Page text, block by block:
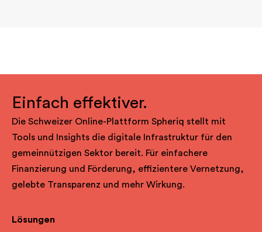
Einfach effektiver.
Die Schweizer Online-Plattform Spheriq stellt mit
Tools und Insights die digitale Infrastruktur für den
gemeinnützigen Sektor bereit. Für einfachere
Finanzierung und Förderung, effizientere Vernetzung,
gelebte Transparenz und mehr Wirkung.
Lösungen